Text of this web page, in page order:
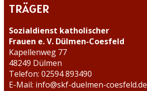
TRÄGER
Sozialdienst katholischer
Frauen e. V. Dülmen-Coesfeld
Kapellenweg 77
48249 Dülmen
Telefon: 02594 893490
E-Mail: info@skf-duelmen-coesfeld.de